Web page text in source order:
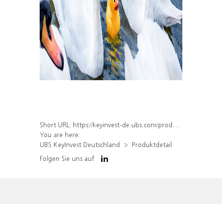
Short URL: https://keyinvest-de.ubs.com/produkt/detail/index/isin/DE000WA47AG7
You are here:
UBS KeyInvest Deutschland
Produktdetail
Folgen Sie uns auf